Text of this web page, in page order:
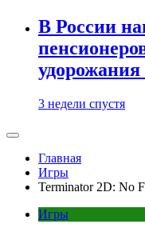
В России
удорожания
3 недели спустя
Главная
Игры
Terminator 2D: No
Игры